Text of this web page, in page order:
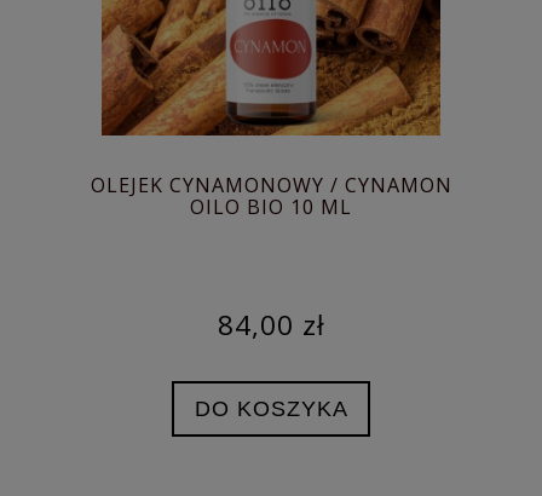
OLEJEK CYNAMONOWY / CYNAMON
OILO BIO 10 ML
84,00 zł
DO KOSZYKA